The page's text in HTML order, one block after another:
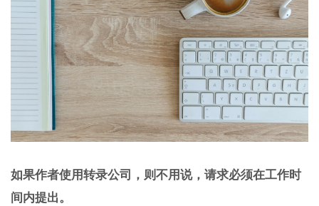
如果作者使用转录公司，则不用说，请求必须在工作时
间内提出。